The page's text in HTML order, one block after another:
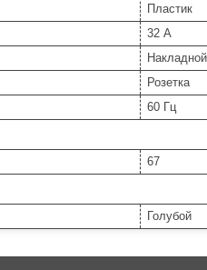
Пластик
32 А
Накладной
Розетка
60 Гц
67
Голубой